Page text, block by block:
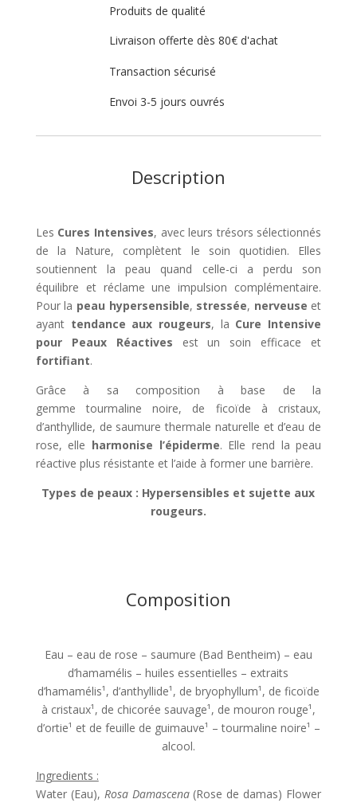
Produits de qualité
Livraison offerte dès 80€ d'achat
Transaction sécurisé
Envoi 3-5 jours ouvrés
Description
Les Cures Intensives, avec leurs trésors sélectionnés
de la Nature, complètent le soin quotidien. Elles
soutiennent la peau quand celle-ci a perdu son
équilibre et réclame une impulsion complémentaire.
Pour la peau hypersensible, stressée, nerveuse et
ayant tendance aux rougeurs, la Cure Intensive
pour Peaux Réactives est un soin efficace et
fortifiant.
Grâce à sa composition à base de la
gemme tourmaline noire, de ficoïde à cristaux,
d’anthyllide, de saumure thermale naturelle et d’eau de
rose, elle harmonise l’épiderme. Elle rend la peau
réactive plus résistante et l’aide à former une barrière.
Types de peaux : Hypersensibles et sujette aux
rougeurs.
Composition
Eau – eau de rose – saumure (Bad Bentheim) – eau
d’hamamélis – huiles essentielles – extraits
d’hamamélis¹, d’anthyllide¹, de bryophyllum¹, de ficoïde
à cristaux¹, de chicorée sauvage¹, de mouron rouge¹,
d’ortie¹ et de feuille de guimauve¹ – tourmaline noire¹ –
alcool.
Ingredients :
Water (Eau), Rosa Damascena(Rose de damas) Flower